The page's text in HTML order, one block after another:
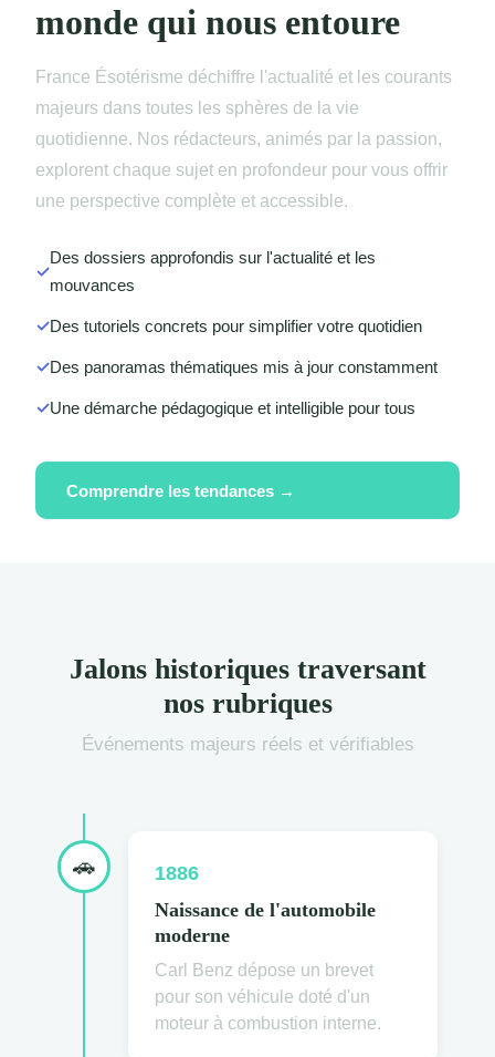
monde qui nous entoure
France Ésotérisme déchiffre l'actualité et les courants
majeurs dans toutes les sphères de la vie
quotidienne. Nos rédacteurs, animés par la passion,
explorent chaque sujet en profondeur pour vous offrir
une perspective complète et accessible.
Des dossiers approfondis sur l'actualité et les
mouvances
Des tutoriels concrets pour simplifier votre quotidien
Des panoramas thématiques mis à jour constamment
Une démarche pédagogique et intelligible pour tous
Comprendre les tendances →
Jalons historiques traversant
nos rubriques
Événements majeurs réels et vérifiables
🚗
1886
Naissance de l'automobile
moderne
Carl Benz dépose un brevet
pour son véhicule doté d'un
moteur à combustion interne.